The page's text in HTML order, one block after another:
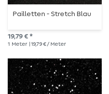
Pailletten - Stretch Blau
19,79 € *
1 Meter | 19,79 € / Meter